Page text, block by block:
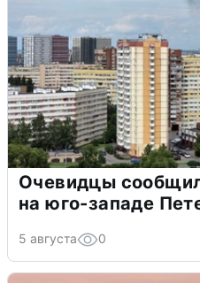
Очевидцы
на юго-западе
5 августа 0